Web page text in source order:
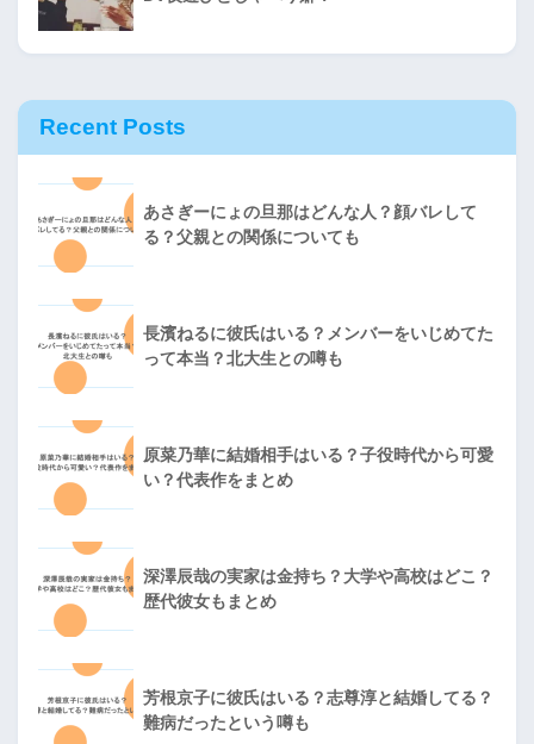
Recent Posts
あさぎーにょの旦那はどんな人？顔バレして
る？父親との関係についても
長濱ねるに彼氏はいる？メンバーをいじめてた
って本当？北大生との噂も
原菜乃華に結婚相手はいる？子役時代から可愛
い？代表作をまとめ
深澤辰哉の実家は金持ち？大学や高校はどこ？
歴代彼女もまとめ
芳根京子に彼氏はいる？志尊淳と結婚してる？
難病だったという噂も